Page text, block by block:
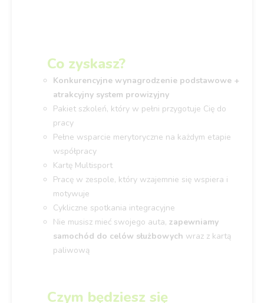
Co zyskasz?
Konkurencyjne wynagrodzenie podstawowe +
atrakcyjny system prowizyjny
Pakiet szkoleń, który w pełni przygotuje Cię do
pracy
Pełne wsparcie merytoryczne na każdym etapie
współpracy
Kartę Multisport
Pracę w zespole, który wzajemnie się wspiera i
motywuje
Cykliczne spotkania integracyjne
Nie musisz mieć swojego auta, zapewniamy
samochód do celów służbowych wraz z kartą
paliwową
Czym będziesz się